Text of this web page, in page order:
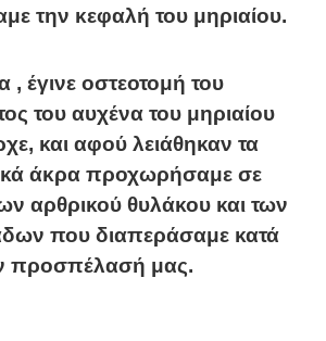
την κεφαλή του μηριαίου.
, έγινε οστεοτομή του
του αυχένα του μηριαίου
και αφού λειάθηκαν τα
άκρα προχωρήσαμε σε
αρθρικού θυλάκου και των
που διαπεράσαμε κατά
προσπέλασή μας.